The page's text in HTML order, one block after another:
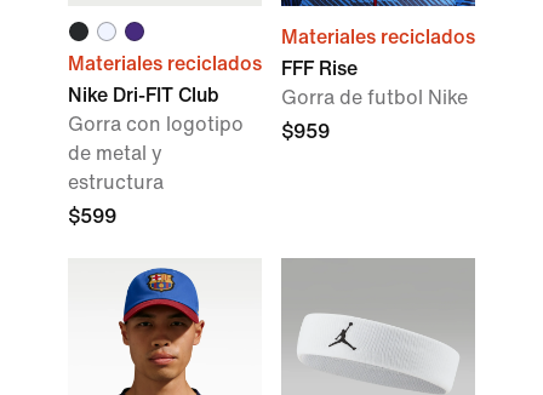
Materiales reciclados
Nike Dri-FIT Club
Gorra con logotipo
de metal y
estructura
$599
Materiales reciclados
FFF Rise
Gorra de futbol Nike
$959